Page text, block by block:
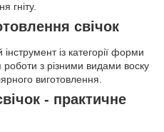
гніту.
свічок
із категорії форми
роботи з різними видами воску
виготовлення.
- практичне